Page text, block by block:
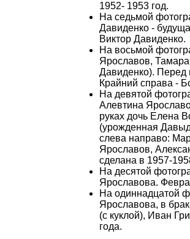
1952- 1953 год.
На седьмой
Давиденко -
Виктор Давиденко.
На восьмой
Ярославов,
Давиденко). Перед
Крайний справа -
На девятой
Алевтина
руках дочь Елена
(урожденная
слева направо:
Ярославов,
сделана в 1957-
На десятой
Ярославова.
На одиннадцатой
Ярославова, в
(с куклой), Иван
года.